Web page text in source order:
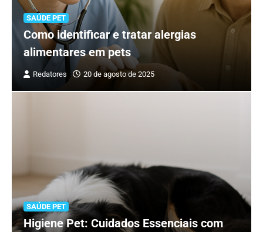
SAÚDE PET
Como identificar e tratar alergias
alimentares em pets
Redatores 20 de agosto de 2025
SAÚDE PET
Higiene Pet: Cuidados Essenciais com